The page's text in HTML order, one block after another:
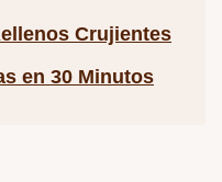
Crujientes
en 30 Minutos